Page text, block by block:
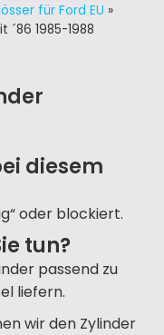
für Ford EU »
´86 1985-1988
diesem
oder blockiert.
tun?
passend zu
liefern.
wir den Zylinder